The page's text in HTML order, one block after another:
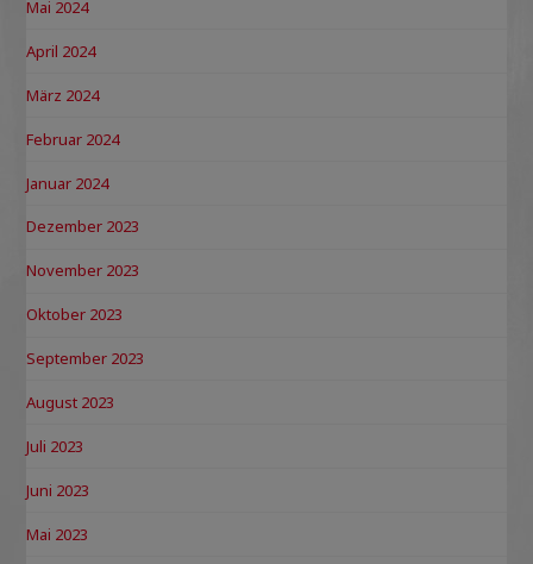
Mai 2024
April 2024
März 2024
Februar 2024
Januar 2024
Dezember 2023
November 2023
Oktober 2023
September 2023
August 2023
Juli 2023
Juni 2023
Mai 2023